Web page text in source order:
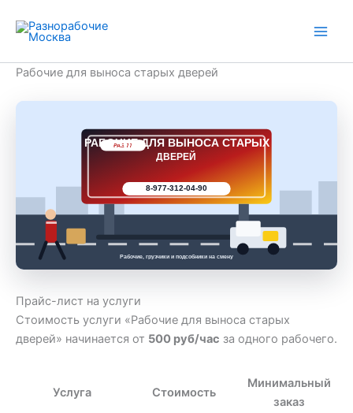
содержимому
Рабочие для выноса старых дверей
РАБ 77
РАБОЧИЕ ДЛЯ ВЫНОСА СТАРЫХ
ДВЕРЕЙ
8-977-312-04-90
Рабочие, грузчики и подсобники на смену
Прайс-лист на услуги
Стоимость услуги «Рабочие для выноса старых
дверей» начинается от 500 руб/час за одного рабочего.
Услуга Стоимость
Минимальный
заказ